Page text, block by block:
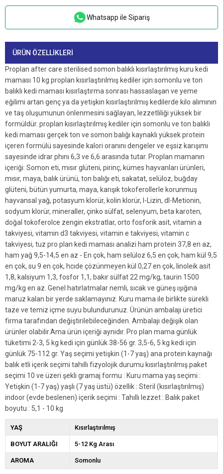
Whatsapp ile Sipariş
ÜRÜN ÖZELLIKLERI
Proplan after care sterilised somon balıklı kısırlaştırılmış kuru kedi
maması 10 kg proplan kısırlaştırılmış kediler için somonlu ve ton
balıklı kedi maması kısırlaştırma sonrası hassaslaşan ve yeme
eğilimi artan genç ya da yetişkin kısırlaştırılmış kedilerde kilo alımının
ve taş oluşumunun önlenmesini sağlayan, lezzetliliği yüksek bir
formüldür. proplan kısırlaştırılmış kediler için somonlu ve ton balıklı
kedi maması gerçek ton ve somon balığı kaynaklı yüksek protein
içeren formülü sayesinde kalori oranını dengeler ve eşsiz karışımı
sayesinde idrar phını 6,3 ve 6,6 arasında tutar. Proplan mamanın
içeriği: Somon eti, mısır glüteni, pirinç, kümes hayvanları ürünleri,
mısır, maya, balık ürünü, ton balığı eti, sakatat, selüloz, buğday
glüteni, bütün yumurta, maya, karışık tokoferollerle korunmuş
hayvansal yağ, potasyum klorür, kolin klorür, l-Lizin, dl-Metionin,
sodyum klorür, mineraller, çinko sülfat, selenyum, beta karoten,
doğal tokoferolce zengin ekstratlar, orto fosforik asit, vitamin a
takviyesi, vitamin d3 takviyesi, vitamin e takviyesi, vitamin c
takviyesi, tuz pro plan kedi maması analizi ham protein 37,8 en az,
ham yağ 9,5-14,5 en az - En çok, ham selüloz 6,5 en çok, ham kül 9,5
en çok, su 9 en çok, hcıde çözünmeyen kül 0,27 en çok, linoleik asit
1,8, kalsiyum 1,3, fosfor 1,1, bakır sülfat 22 mg/kg, taurin 1500
mg/kg en az. Genel hatırlatmalar nemli, sıcak ve güneş ışığına
maruz kalan bir yerde saklamayınız. Kuru mama ile birlikte sürekli
taze ve temiz içme suyu bulundurunuz. Ürünün ambalajı üretici
firma tarafından değiştirilebileceğinden. Ambalajı değişik olan
ürünler olabilir.Ama ürün içeriği aynıdır. Pro plan mama günlük
tüketimi 2-3, 5 kg kedi için günlük 38-56 gr. 3,5-6, 5 kg kedi için
günlük 75-112 gr. Yaş seçimi yetişkin (1-7 yaş) ana protein kaynağı
balık etli içerik seçimi tahıllı fizyolojik durumu kısırlaştırılmış paket
seçimi 10 ve üzeri şekli gramaj formu : Kuru mama yaş seçimi :
Yetişkin (1-7 yaş) yaşlı (7 yaş üstü) özellik : Steril (kısırlaştırılmış)
indoor (evde beslenen) içerik seçimi : Tahıllı lezzet : Balık paket
boyutu : 5,1 - 10 kg
YAŞ Kısırlaştırılmış
BOYUT ARALIĞI 5-12 Kg Arası
AROMA Somonlu